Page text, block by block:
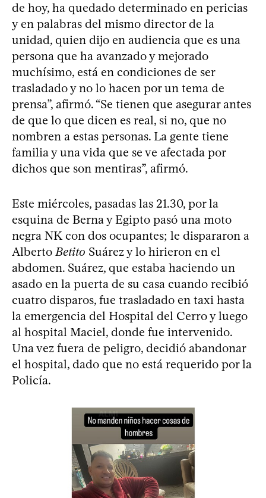
de hoy, ha quedado determinado en pericias
y en palabras del mismo director de la
unidad, quien dijo en audiencia que es una
persona que ha avanzado y mejorado
muchísimo, está en condiciones de ser
trasladado y no lo hacen por un tema de
prensa”, afirmó. “Se tienen que asegurar antes
de que lo que dicen es real, si no, que no
nombren a estas personas. La gente tiene
familia y una vida que se ve afectada por
dichos que son mentiras”, afirmó.
Este miércoles, pasadas las 21.30, por la
esquina de Berna y Egipto pasó una moto
negra NK con dos ocupantes; le dispararon a
Alberto Betito Suárez y lo hirieron en el
abdomen. Suárez, que estaba haciendo un
asado en la puerta de su casa cuando recibió
cuatro disparos, fue trasladado en taxi hasta
la emergencia del Hospital del Cerro y luego
al hospital Maciel, donde fue intervenido.
Una vez fuera de peligro, decidió abandonar
el hospital, dado que no está requerido por la
Policía.